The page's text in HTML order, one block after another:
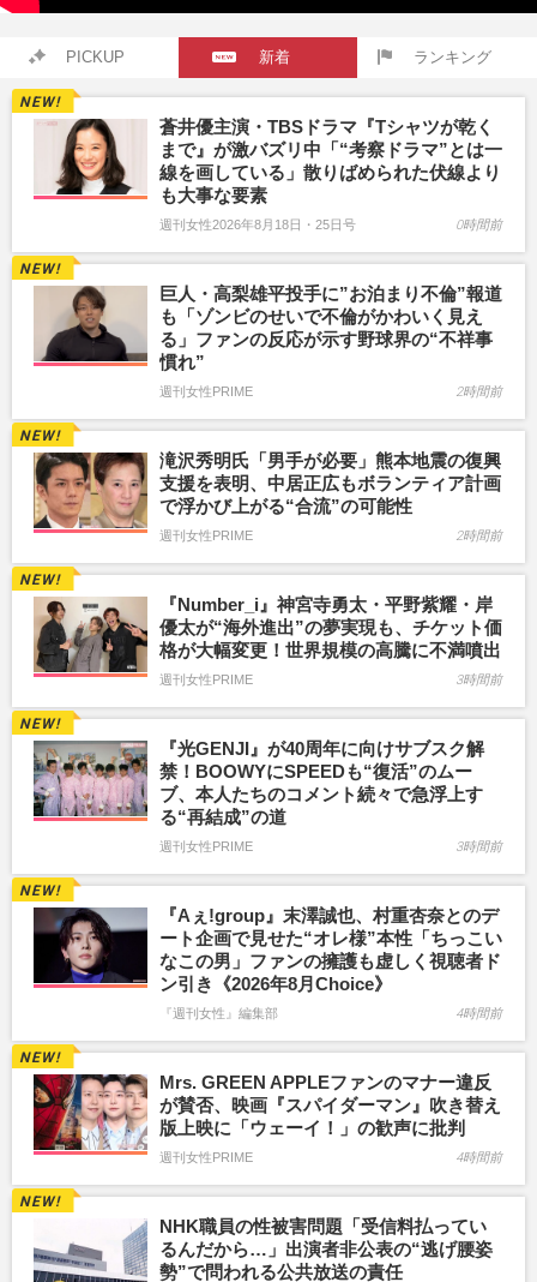
PICKUP 新着 ランキング
蒼井優主演・TBSドラマ『Tシャツが乾く
まで』が激バズリ中「“考察ドラマ”とは一
線を画している」散りばめられた伏線より
も大事な要素
週刊女性2026年8月18日・25日号 0時間前
巨人・高梨雄平投手に”お泊まり不倫”報道
も「ゾンビのせいで不倫がかわいく見え
る」ファンの反応が示す野球界の“不祥事
慣れ”
週刊女性PRIME 2時間前
滝沢秀明氏「男手が必要」熊本地震の復興
支援を表明、中居正広もボランティア計画
で浮かび上がる“合流”の可能性
週刊女性PRIME 2時間前
『Number_i』神宮寺勇太・平野紫耀・岸
優太が“海外進出”の夢実現も、チケット価
格が大幅変更！世界規模の高騰に不満噴出
週刊女性PRIME 3時間前
『光GENJI』が40周年に向けサブスク解
禁！BOOWYにSPEEDも“復活”のムー
ブ、本人たちのコメント続々で急浮上す
る“再結成”の道
週刊女性PRIME 3時間前
『Aぇ!group』末澤誠也、村重杏奈とのデ
ート企画で見せた“オレ様”本性「ちっこい
なこの男」ファンの擁護も虚しく視聴者ド
ン引き《2026年8月Choice》
『週刊女性』編集部 4時間前
Mrs. GREEN APPLEファンのマナー違反
が賛否、映画『スパイダーマン』吹き替え
版上映に「ウェーイ！」の歓声に批判
週刊女性PRIME 4時間前
NHK職員の性被害問題「受信料払ってい
るんだから…」出演者非公表の“逃げ腰姿
勢”で問われる公共放送の責任